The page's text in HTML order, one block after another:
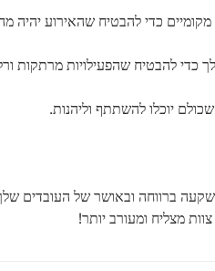
כדי להבטיח שהאירוע יהיה
כדי להבטיח שהפעילויות מרתקות
יוכלו להשתתף וליהנות.
ברווחה ובאושר של העובדים
מצליח ומעורב יותר!